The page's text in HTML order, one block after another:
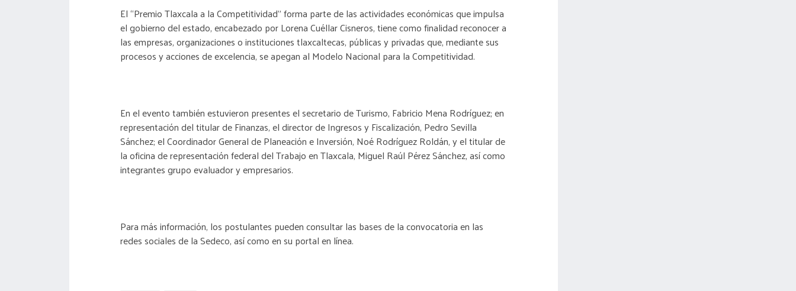
El “Premio Tlaxcala a la Competitividad” forma parte de las actividades económicas que impulsa
el gobierno del estado, encabezado por Lorena Cuéllar Cisneros, tiene como finalidad reconocer a
las empresas, organizaciones o instituciones tlaxcaltecas, públicas y privadas que, mediante sus
procesos y acciones de excelencia, se apegan al Modelo Nacional para la Competitividad.
En el evento también estuvieron presentes el secretario de Turismo, Fabricio Mena Rodríguez; en
representación del titular de Finanzas, el director de Ingresos y Fiscalización, Pedro Sevilla
Sánchez; el Coordinador General de Planeación e Inversión, Noé Rodríguez Roldán, y el titular de
la oficina de representación federal del Trabajo en Tlaxcala, Miguel Raúl Pérez Sánchez, así como
integrantes grupo evaluador y empresarios.
Para más información, los postulantes pueden consultar las bases de la convocatoria en las
redes sociales de la Sedeco, así como en su portal en línea.